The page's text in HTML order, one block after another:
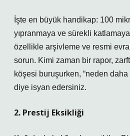
İşte en büyük handikap: 100
yıpranmaya ve sürekli
özellikle arşivleme ve resmi
sorun. Kimi zaman bir rapor,
köşesi buruşurken, “neden daha
diye isyan edersiniz.
2. Prestij Eksikliği